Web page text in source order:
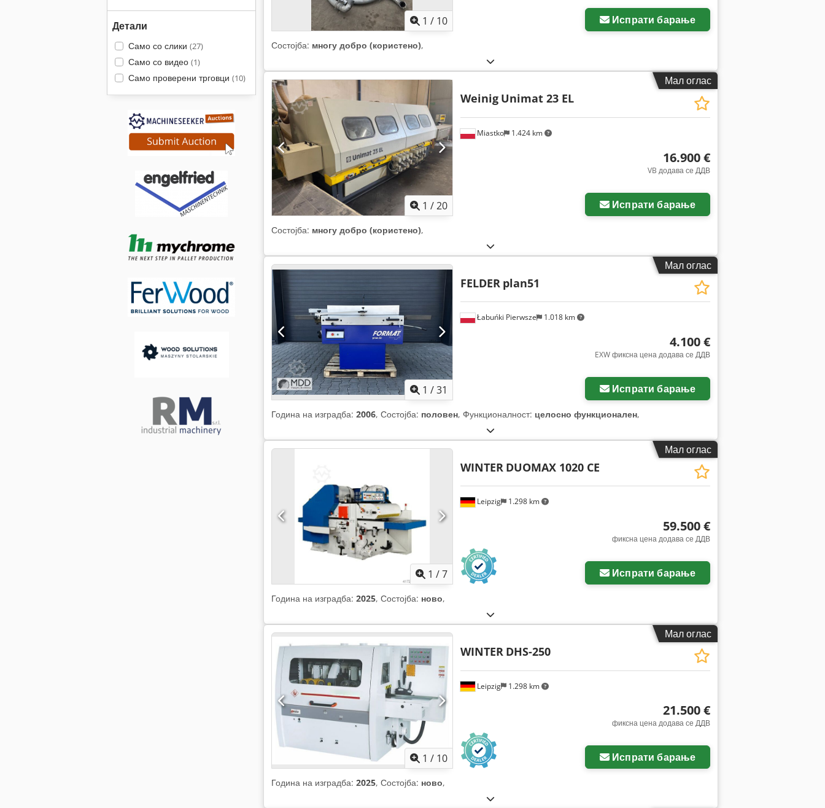
Детали
Само со слики (27)
Само со видео (1)
Само проверени трговци (10)
1 / 10 Испрати барање
Состојба: многу добро (користено),
Мал оглас
1 /20
Miastko 1.424 km
Weinig Unimat 23 EL
16.900 €
VB додава се ДДВ
Испрати барање
Состојба: многу добро (користено),
Мал оглас
1 /31
Łabuńki Pierwsze 1.018 km
FELDER plan51
4.100 €
EXW фиксна цена додава се ДДВ
Испрати барање
Година на изградба: 2006, Состојба: половен, Функционалност: целосно функционален,
Мал оглас
1 /7
Leipzig 1.298 km
WINTER DUOMAX 1020 CE
59.500 €
фиксна цена додава се ДДВ
Испрати барање
Година на изградба: 2025, Состојба: ново,
Мал оглас
1 / 10
Leipzig 1.298 km
WINTER DHS-250
21.500 €
фиксна цена додава се ДДВ
Испрати барање
Година на изградба: 2025, Состојба: ново,